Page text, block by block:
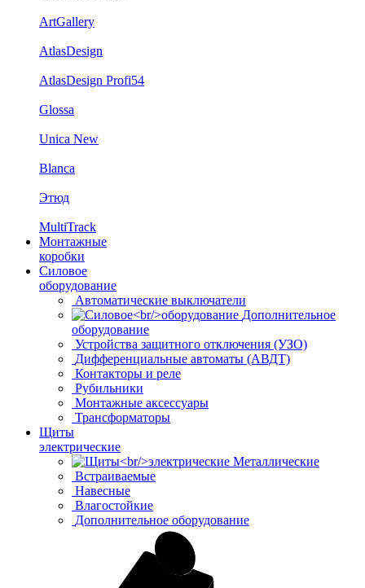
ArtGallery
AtlasDesign
AtlasDesign Profi54
Glossa
Unica New
Blanca
Этюд
MultiTrack
Монтажные
коробки
Силовое
оборудование
Автоматические выключатели
Дополнительное
оборудование
Устройства защитного отключения (УЗО)
Дифференциальные автоматы (АВДТ)
Контакторы и реле
Рубильники
Монтажные аксессуары
Трансформаторы
Щиты
электрические
Металлические
Встраиваемые
Навесные
Влагостойкие
Дополнительное оборудование